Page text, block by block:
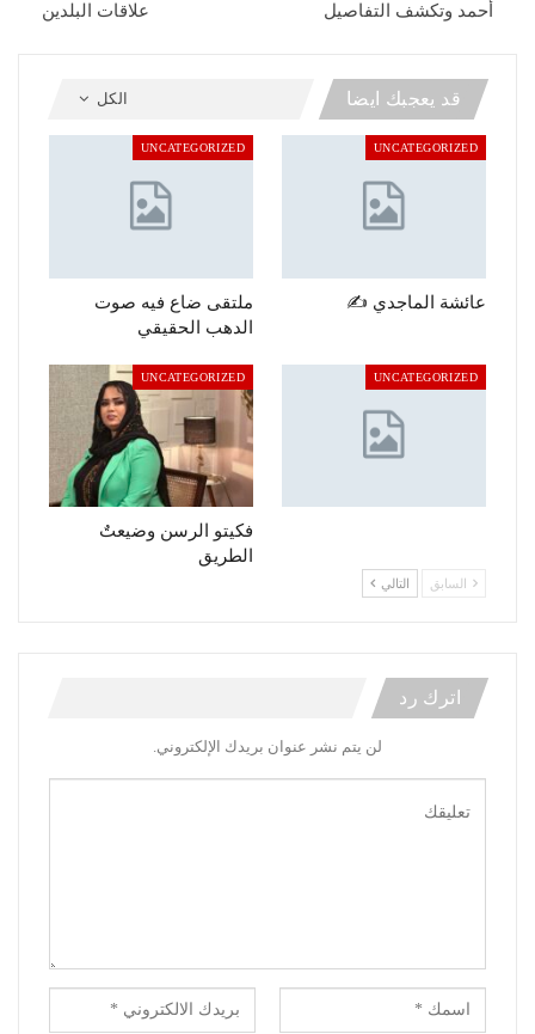
أحمد وتكشف التفاصيل
علاقات البلدين
الكل قد يعجبك ايضا
UNCATEGORIZED
عائشة الماجدي ✍️
UNCATEGORIZED
ملتقى ضاع فيه صوت
الدهب الحقيقي
UNCATEGORIZED
UNCATEGORIZED
فكيتو الرسن وضيعتٌ
الطريق
السابق التالي
اترك رد
لن يتم نشر عنوان بريدك الإلكتروني.